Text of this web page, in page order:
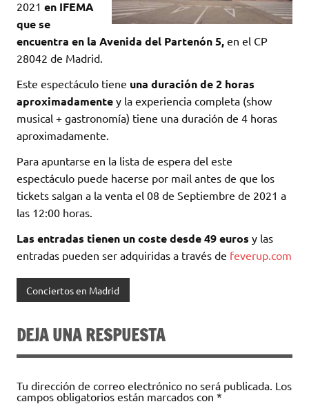
2021 en IFEMA
que se
encuentra en la Avenida del Partenón 5, en el CP
28042 de Madrid.
Este espectáculo tiene una duración de 2 horas
aproximadamente y la experiencia completa (show
musical + gastronomía) tiene una duración de 4 horas
aproximadamente.
Para apuntarse en la lista de espera del este
espectáculo puede hacerse por mail antes de que los
tickets salgan a la venta el 08 de Septiembre de 2021 a
las 12:00 horas.
Las entradas tienen un coste desde 49 euros y las
entradas pueden ser adquiridas a través de feverup.com
Conciertos en Madrid
DEJA UNA RESPUESTA
Tu dirección de correo electrónico no será publicada. Los
campos obligatorios están marcados con *